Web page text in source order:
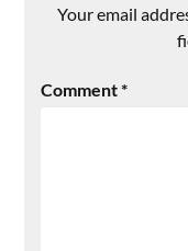
Your email
Comment*